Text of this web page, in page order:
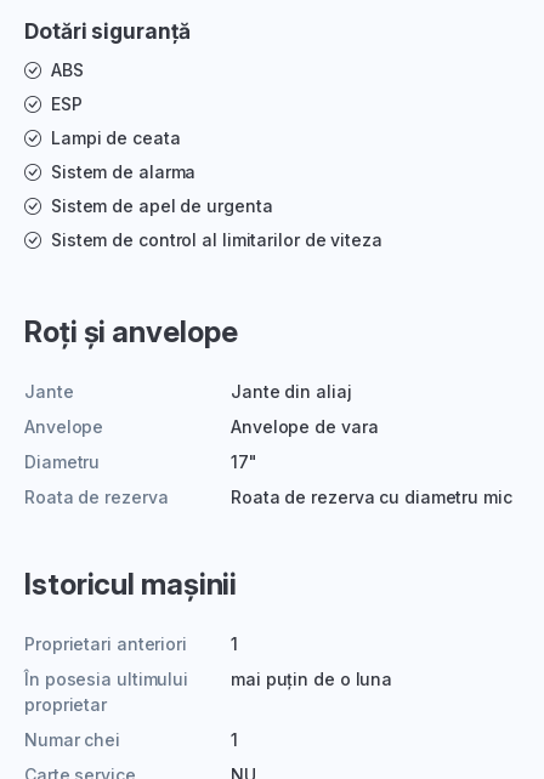
Dotări siguranță
ABS
ESP
Lampi de ceata
Sistem de alarma
Sistem de apel de urgenta
Sistem de control al limitarilor de viteza
Roți și anvelope
Jante
Jante din aliaj
Anvelope
Anvelope de vara
Diametru
17"
Roata de rezerva
Roata de rezerva cu diametru mic
Istoricul mașinii
Proprietari anteriori
1
În posesia ultimului
proprietar
mai puțin de o luna
Numar chei
1
Carte service
NU